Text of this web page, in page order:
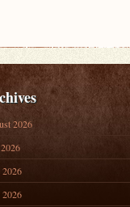
2026
2026